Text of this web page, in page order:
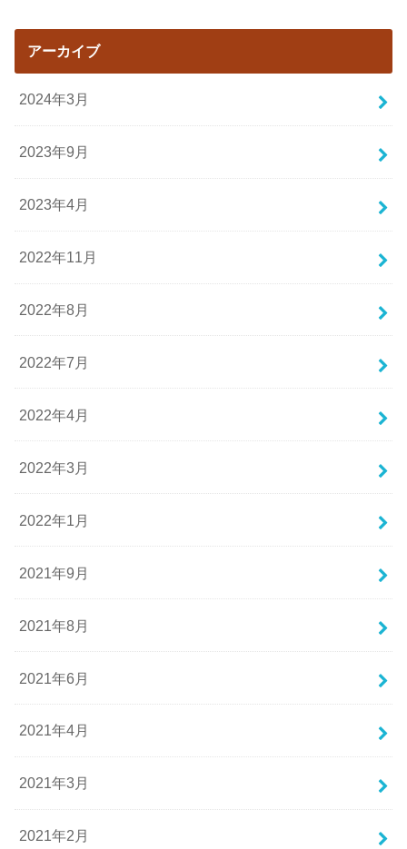
アーカイブ
2024年3月
2023年9月
2023年4月
2022年11月
2022年8月
2022年7月
2022年4月
2022年3月
2022年1月
2021年9月
2021年8月
2021年6月
2021年4月
2021年3月
2021年2月